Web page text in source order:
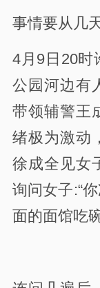
事情要从几
4月9日20时
公园河边有
带领辅警王
绪极为激动
徐成全见女
询问女子:“
面的面馆吃